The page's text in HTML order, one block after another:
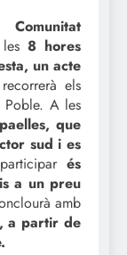
8 hores
un acte
els
Poble. A les
que
sud i es
és
a un preu
amb
a partir de